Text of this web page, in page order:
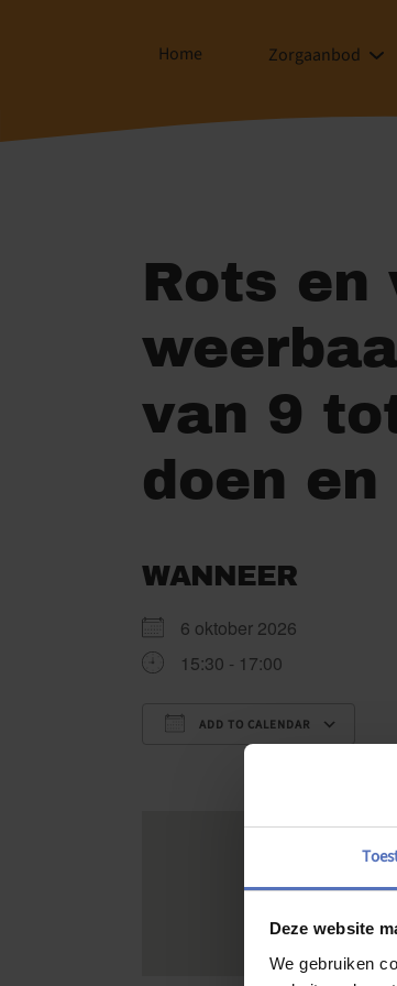
Deze website
We gebruiken
Home Zorgaanbod
Rots en
van 9
doen
WANNEER
6 oktober 2026
15:30 - 17:00
ADD TO CALENDAR